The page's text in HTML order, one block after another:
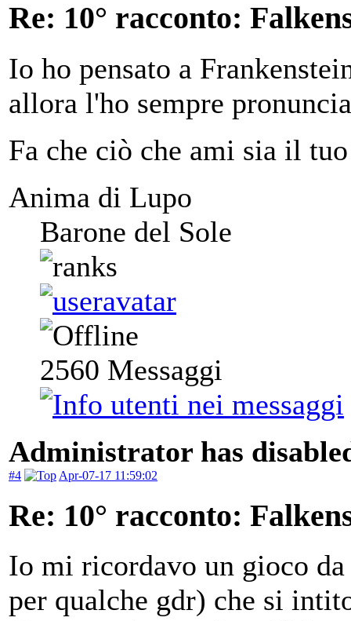
Re: 10° racconto:
Io ho pensato a
allora l'ho sempre
Fa che ciò che ami sia il
Anima di Lupo
Barone del Sole
2560 Messaggi
Administrator has
#4 Apr-07-17 11:59:02
Re: 10° racconto:
Io mi ricordavo un gioco
per qualche gdr) che si